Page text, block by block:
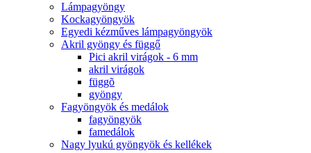
Lámpagyöngy
Kockagyöngyök
Egyedi kézműves lámpagyöngyök
Akril gyöngy és függő
Pici akril virágok - 6 mm
akril virágok
függõ
gyöngy
Fagyöngyök és medálok
fagyöngyök
famedálok
Nagy lyukú gyöngyök és kellékek